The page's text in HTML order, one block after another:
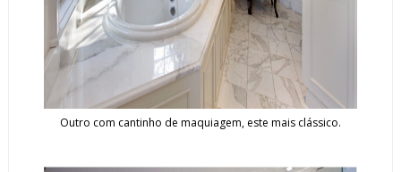
Outro com cantinho de maquiagem, este mais clássico.